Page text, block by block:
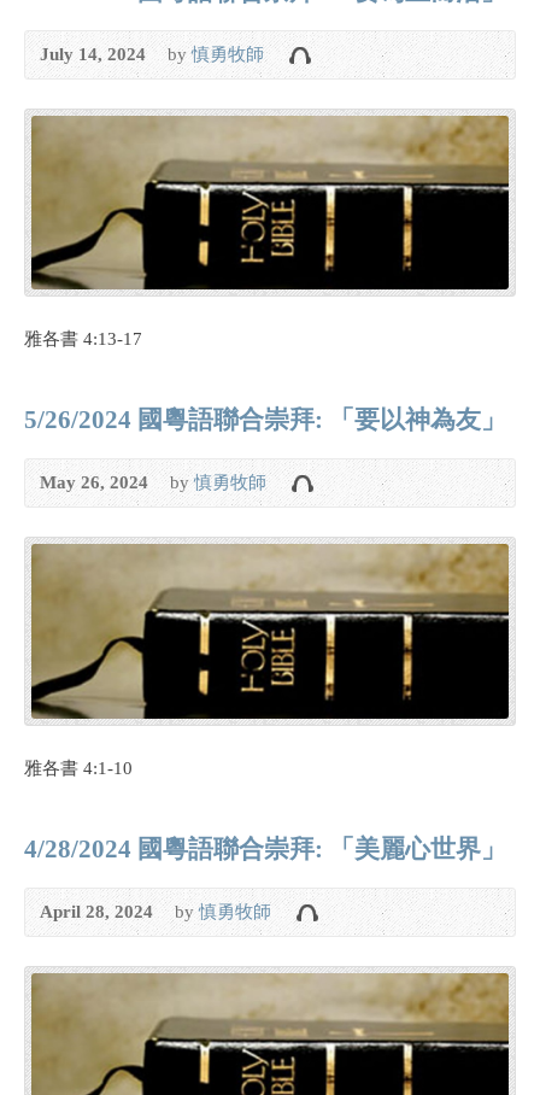
July 14, 2024 by慎勇牧師
雅各書 4:13-17
5/26/2024 國粵語聯合崇拜: 「要以神為友」
May 26, 2024 by慎勇牧師
雅各書 4:1-10
4/28/2024 國粵語聯合崇拜: 「美麗心世界」
April 28, 2024 by慎勇牧師